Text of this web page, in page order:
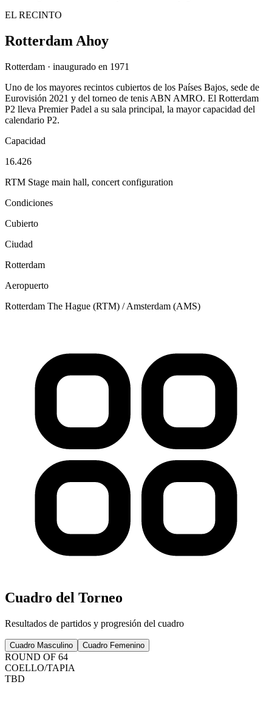
EL RECINTO
Rotterdam Ahoy
Rotterdam · inaugurado en 1971
Uno de los mayores recintos cubiertos de los Países Bajos, sede de
Eurovisión 2021 y del torneo de tenis ABN AMRO. El Rotterdam
P2 lleva Premier Padel a su sala principal, la mayor capacidad del
calendario P2.
Capacidad
16.426
RTM Stage main hall, concert configuration
Condiciones
Cubierto
Ciudad
Rotterdam
Aeropuerto
Rotterdam The Hague (RTM) / Amsterdam (AMS)
Cuadro del Torneo
Resultados de partidos y progresión del cuadro
Cuadro Masculino Cuadro Femenino
ROUND OF 64
COELLO/TAPIA
TBD